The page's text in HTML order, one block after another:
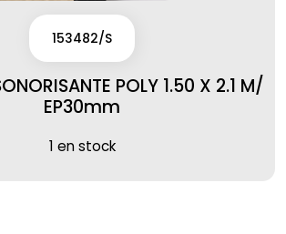
153482/S
POLY 1.50 X 2.1 M/
EP30mm
1 en stock